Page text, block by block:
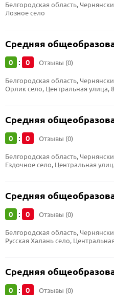
Белгородская область,
Лозное село
Средняя
0 : 0 Отзывы (0)
Белгородская область,
Орлик село, Центральная улица, 8
Средняя
0 : 0 Отзывы (0)
Белгородская область,
Ездочное село, Центральная
Средняя
0 : 0 Отзывы (0)
Белгородская область,
Русская Халань село,
Средняя
0 : 0 Отзывы (0)